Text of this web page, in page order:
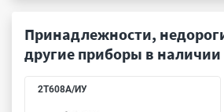
Принадлежности,
другие приборы в наличии
2Т608А/ИУ